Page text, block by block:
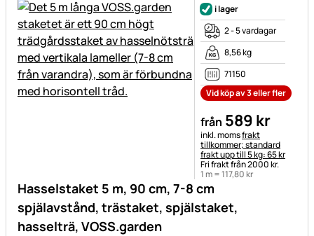
Hasselstaket 5 m, 90 cm, 7-8 cm
spjälavstånd, trästaket, spjälstaket,
hasselträ, VOSS.garden
i lager
2 - 5 vardagar
8,56 kg
71150
Vid köp av 3 eller fler
från 589 kr
Skatteinformation:
inkl. momsfrakt
tillkommer; standard
frakt upp till 5 kg: 65 kr
Fri frakt från 2000 kr.
1 m =117,80kr